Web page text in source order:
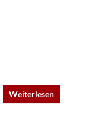
Weiterlesen